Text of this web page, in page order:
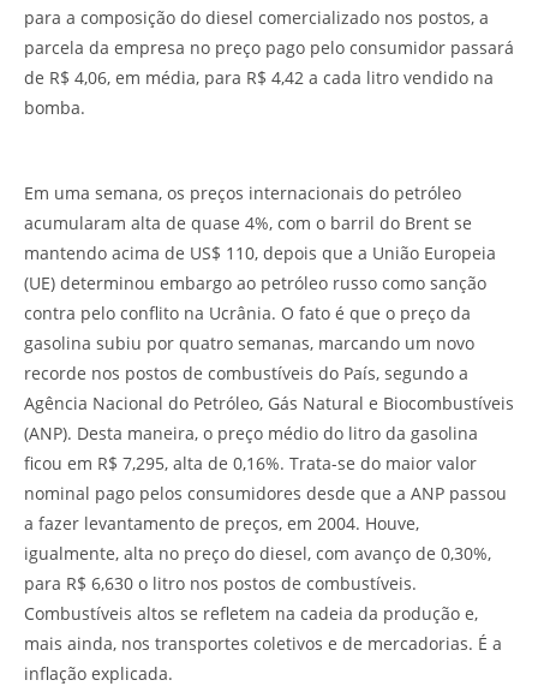
para a composição do diesel comercializado nos postos, a
parcela da empresa no preço pago pelo consumidor passará
de R$ 4,06, em média, para R$ 4,42 a cada litro vendido na
bomba.
Em uma semana, os preços internacionais do petróleo
acumularam alta de quase 4%, com o barril do Brent se
mantendo acima de US$ 110, depois que a União Europeia
(UE) determinou embargo ao petróleo russo como sanção
contra pelo conflito na Ucrânia. O fato é que o preço da
gasolina subiu por quatro semanas, marcando um novo
recorde nos postos de combustíveis do País, segundo a
Agência Nacional do Petróleo, Gás Natural e Biocombustíveis
(ANP). Desta maneira, o preço médio do litro da gasolina
ficou em R$ 7,295, alta de 0,16%. Trata-se do maior valor
nominal pago pelos consumidores desde que a ANP passou
a fazer levantamento de preços, em 2004. Houve,
igualmente, alta no preço do diesel, com avanço de 0,30%,
para R$ 6,630 o litro nos postos de combustíveis.
Combustíveis altos se refletem na cadeia da produção e,
mais ainda, nos transportes coletivos e de mercadorias. É a
inflação explicada.